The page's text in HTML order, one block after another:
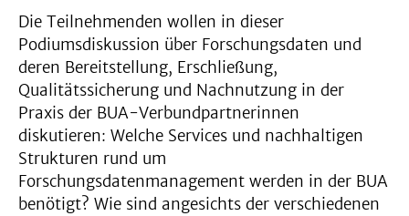
Die Teilnehmenden wollen in dieser
Podiumsdiskussion über Forschungsdaten und
deren Bereitstellung, Erschließung,
Qualitätssicherung und Nachnutzung in der
Praxis der BUA-Verbundpartnerinnen
diskutieren: Welche Services und nachhaltigen
Strukturen rund um
Forschungsdatenmanagement werden in der BUA
benötigt? Wie sind angesichts der verschiedenen